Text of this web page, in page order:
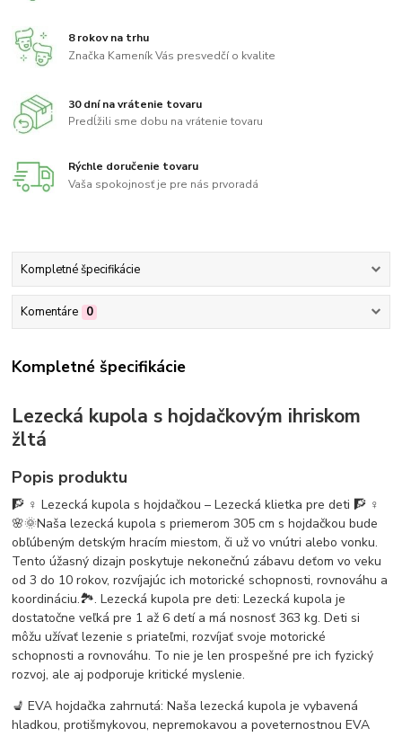
8 rokov na trhu
Značka Kameník Vás presvedčí o kvalite
30 dní na vrátenie tovaru
Predĺžili sme dobu na vrátenie tovaru
Rýchle doručenie tovaru
Vaša spokojnosť je pre nás prvoradá
Kompletné špecifikácie
Komentáre 0
Kompletné špecifikácie
Lezecká kupola s hojdačkovým ihriskom
žltá
Popis produktu
🧗 ♀️ Lezecká kupola s hojdačkou – Lezecká klietka pre deti 🧗 ♀️
🌸🌞Naša lezecká kupola s priemerom 305 cm s hojdačkou bude
obľúbeným detským hracím miestom, či už vo vnútri alebo vonku.
Tento úžasný dizajn poskytuje nekonečnú zábavu deťom vo veku
od 3 do 10 rokov, rozvíjajúc ich motorické schopnosti, rovnováhu a
koordináciu.️🏞️. Lezecká kupola pre deti: Lezecká kupola je
dostatočne veľká pre 1 až 6 detí a má nosnosť 363 kg. Deti si
môžu užívať lezenie s priateľmi, rozvíjať svoje motorické
schopnosti a rovnováhu. To nie je len prospešné pre ich fyzický
rozvoj, ale aj podporuje kritické myslenie.
💺 EVA hojdačka zahrnutá: Naša lezecká kupola je vybavená
hladkou, protišmykovou, nepremokavou a poveternostnou EVA